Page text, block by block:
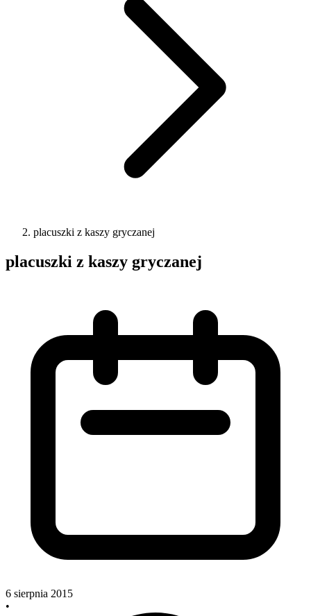
placuszki z kaszy gryczanej
placuszki z kaszy gryczanej
6 sierpnia 2015
•